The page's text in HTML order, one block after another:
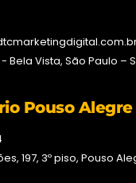
Bela Vista, São Paulo –
Pouso Alegre
197, 3º piso, Pouso